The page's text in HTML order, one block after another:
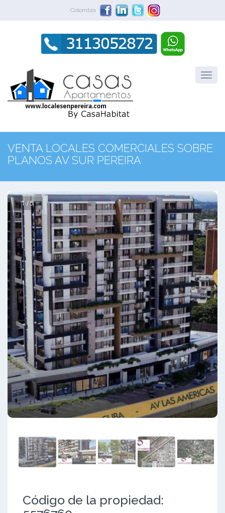
Colombia
VENTA LOCALES COMERCIALES SOBRE
PLANOS AV SUR PEREIRA
1 / 5
Código de la propiedad: